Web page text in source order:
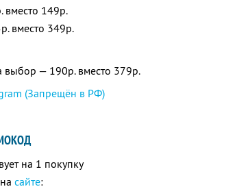
вместо 149р.
вместо 349р.
выбор — 190р. вместо 379р.
(Запрещён в РФ)
на 1 покупку
сайте: